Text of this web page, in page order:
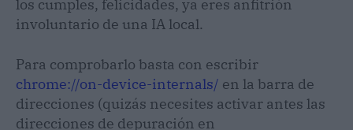
los cumples, felicidades, ya eres anfitrión
involuntario de una IA local.
Para comprobarlo basta con escribir
chrome://on-device-internals/ en la barra de
direcciones (quizás necesites activar antes las
direcciones de depuración en